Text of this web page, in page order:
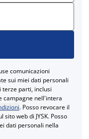
comunicazioni
sui miei dati personali
terze parti, inclusi
campagne nell'intera
. Posso revocare il
web di JYSK. Posso
dati personali nella